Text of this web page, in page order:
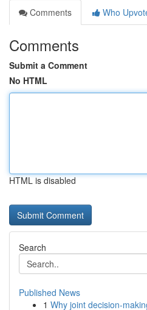
Comments
Who
Comments
Submit a Comment
No HTML
HTML is disabled
Search
Published News
1 Why joint decision-